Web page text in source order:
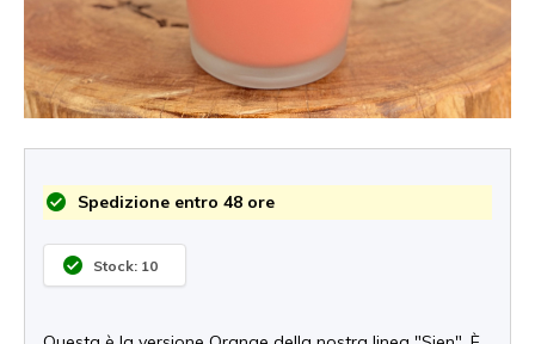
Spedizione entro 48 ore
Stock: 10